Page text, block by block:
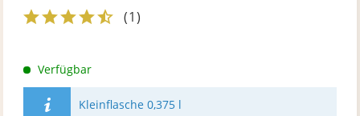
(1)
Verfügbar
Kleinflasche 0,375 l